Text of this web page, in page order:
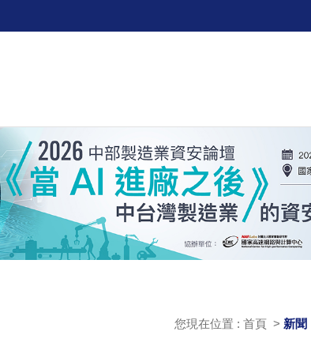
您現在位置 : 首頁 > 新聞